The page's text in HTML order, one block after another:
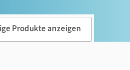
Produkte anzeigen